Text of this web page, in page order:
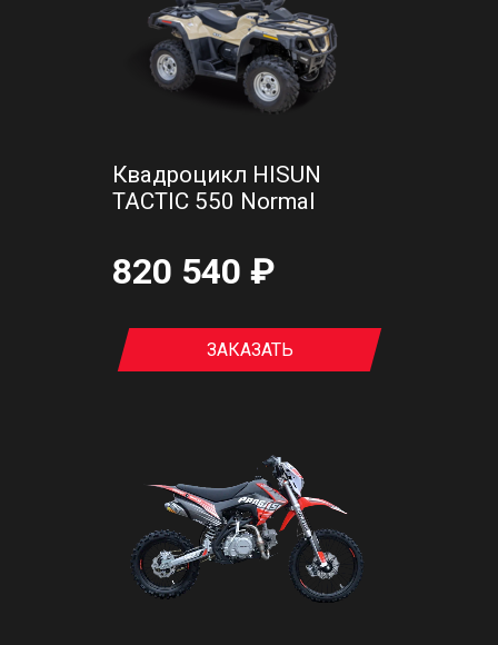
Квадроцикл HISUN
TACTIC 550 Normal
820 540 ₽
ЗАКАЗАТЬ